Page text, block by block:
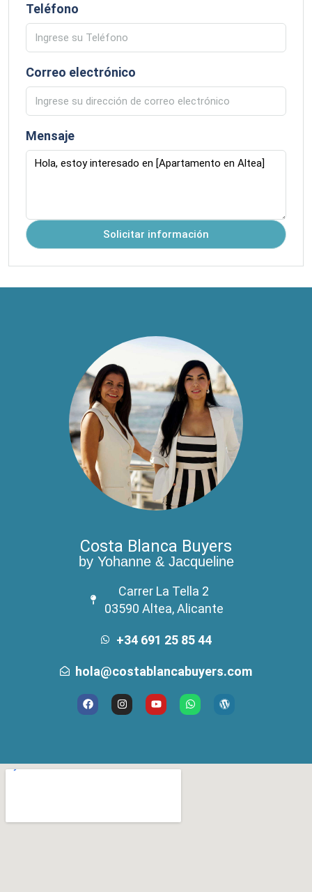
Teléfono
Correo electrónico
Mensaje
Solicitar información
Costa Blanca Buyers
by Yohanne & Jacqueline
Carrer La Tella 2
03590 Altea, Alicante
+34 691 25 85 44
hola@costablancabuyers.com